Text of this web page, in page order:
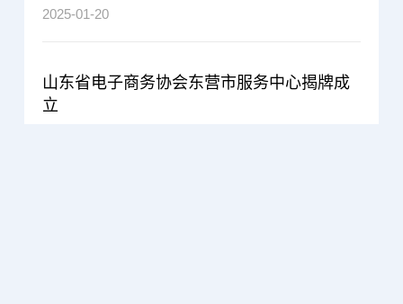
2025-01-20
山东省电子商务协会东营市服务中心揭牌成
立